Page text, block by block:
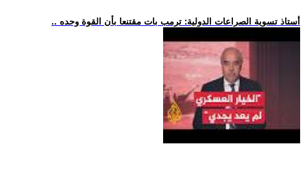
.. أستاذ تسوية الصراعات الدولية: ترمب بات مقتنعا بأن القوة وحده